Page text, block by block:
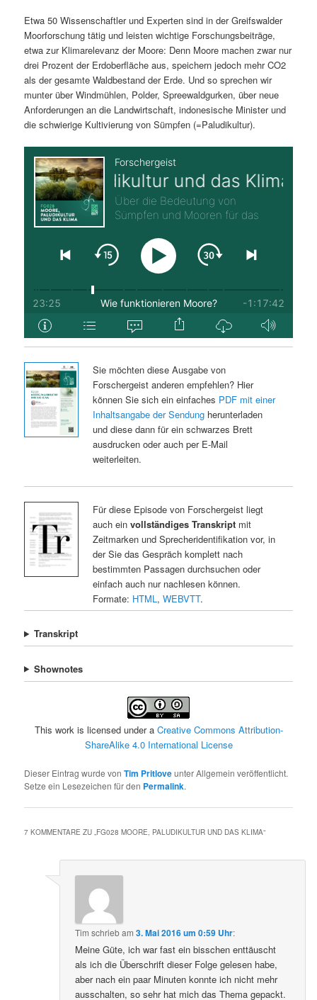
n
Etwa 50 Wissenschaftler und Experten sind in der Greifswalder
Moorforschung tätig und leisten wichtige Forschungsbeiträge,
etwa zur Klimarelevanz der Moore: Denn Moore machen zwar nur
drei Prozent der Erdoberfläche aus, speichern jedoch mehr CO2
als der gesamte Waldbestand der Erde. Und so sprechen wir
munter über Windmühlen, Polder, Spreewaldgurken, über neue
Anforderungen an die Landwirtschaft, indonesische Minister und
die schwierige Kultivierung von Sümpfen (=Paludikultur).
Sie möchten diese Ausgabe von
Forschergeist anderen empfehlen? Hier
können Sie sich ein einfaches PDF mit einer
Inhaltsangabe der Sendungherunterladen
und diese dann für ein schwarzes Brett
ausdrucken oder auch per E-Mail
weiterleiten.
Für diese Episode von Forschergeist liegt
auch ein vollständiges Transkriptmit
Zeitmarken und Sprecheridentifikation vor, in
der Sie das Gespräch komplett nach
bestimmten Passagen durchsuchen oder
einfach auch nur nachlesen können.
Formate: HTML , WEBVTT.
Transkript
Shownotes
This work is licensed under a Creative Commons Attribution-
ShareAlike 4.0 International License
Dieser Eintrag wurde vonTim Pritloveunter Allgemein veröffentlicht.
Setze ein Lesezeichen für den Permalink.
7 KOMMENTARE ZU „FG028 MOORE, PALUDIKULTUR UND DAS KLIMA“
Tim schriebam3. Mai 2016 um 0:59 Uhr:
Meine Güte, ich war fast ein bisschen enttäuscht
als ich die Überschrift dieser Folge gelesen habe,
aber nach ein paar Minuten konnte ich nicht mehr
ausschalten, so sehr hat mich das Thema gepackt.